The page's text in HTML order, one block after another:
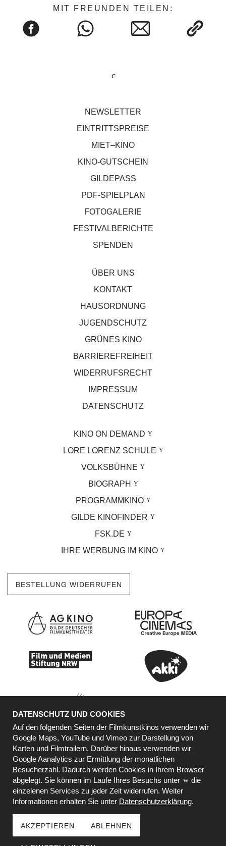
MIT FREUNDEN TEILEN:
NEWSLETTER
EINTRITTSPREISE
MIET–KINO
KINO-GUTSCHEIN
GILDEPASS
PDF-SPIELPLAN
FOTOGALERIE
FESTIVALBERICHTE
SPENDEN
ÜBER UNS
KONTAKT
HAUSORDNUNG
JUGENDSCHUTZ
GRÜNES KINO
BARRIEREFREIHEIT
WIDERRUFSRECHT
IMPRESSUM
DATENSCHUTZ
KINO ON DEMAND
LORE LORENZ SCHULE
VOLKSBÜHNE
BIOGRAPH
PROGRAMMKINO
GILDE KINOFINDER
FSK.DE
IHRE WERBUNG IM KINO
BESTELLUNG WIDERRUFEN
KOOPERATIONSPARTNER
DATENSCHUTZ UND COOKIES
Auf den folgenden Seiten der Filmkunstkinos verwenden wir
Google Maps, YouTube und Vimeo zur Darstellung von
Karten und Filmtrailern. Darüber hinaus verwenden wir
Google Aanalytics zur Ermittlung der monatlichen
Besucherzahl. Dadurch werden Cookies in Ihrem Browser
abgelegt. Sie können im Laufe Ihres Besuchs unter
die
einzelenen Services zu jeder Zeit widerrufen. Weiter
Informationen erhalten Sie unter Datenschutzerklärung.
AKZEPTIEREN ABLEHNEN